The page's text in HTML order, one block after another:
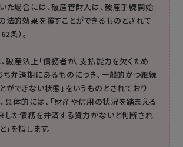
た場合には、破産管財人は、破産手続開始
法的効果を覆すことができるものとされて
条）。
、破産法上「債務者が、支払能力を欠くため
ち弁済期にあるものにつき、一般的かつ継続
ができない状態」をいうものとされており
具体的には、「財産や信用の状況を踏まえる
した債務を弁済する資力がないと判断され
を指します。